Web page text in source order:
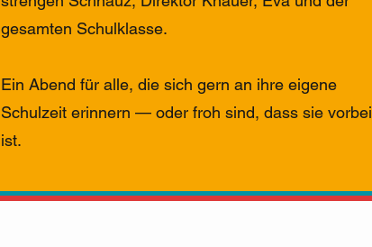
gesamten Schulklasse.
Ein Abend für alle, die sich gern an ihre eigene
Schulzeit erinnern — oder froh sind, dass sie vorbei
ist.